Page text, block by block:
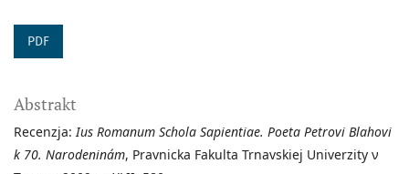
PDF
Abstrakt
Recenzja:Ius Romanum Schola Sapientiae. Poeta Petrovi Blahovi
k 70. Narodeninám, Pravnicka Fakulta Trnavskiej Univerzity ν